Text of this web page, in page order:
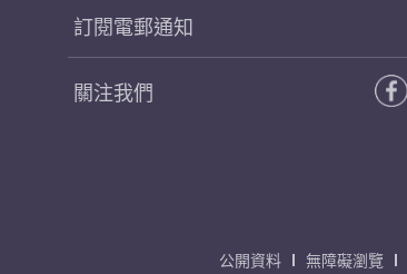
訂閱電郵通知
關注我們
公開資料 無障礙瀏覽